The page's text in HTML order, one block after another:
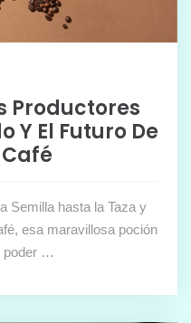
Productores
Y El Futuro De
Semilla hasta la Taza y
esa maravillosa poción
poder …